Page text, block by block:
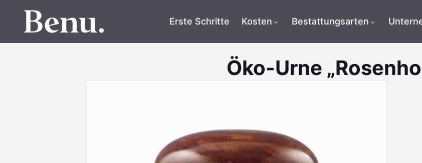
Erste Schritte Kosten Bestattungsarten
Öko-Urne